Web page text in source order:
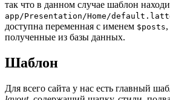
так что в данном случае шаблон
app/Presentation/Home/
доступна переменная с именем $posts
полученные из базы данных.
Шаблон
Для всего сайта у нас есть главный